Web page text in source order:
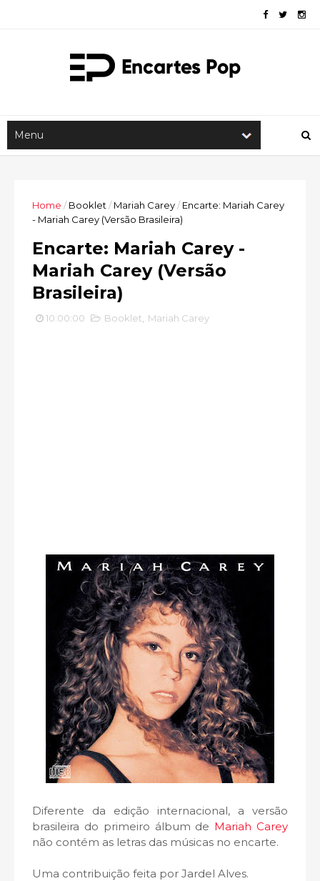
Home / Booklet / Mariah Carey/ Encarte: Mariah Carey
- Mariah Carey (Versão Brasileira)
Encarte: Mariah Carey -
Mariah Carey (Versão
Brasileira)
10:00:00 Booklet Mariah Carey
Diferente da edição internacional, a versão
brasileira do primeiro álbum de Mariah Carey
não contém as letras das músicas no encarte.
Uma contribuição feita por Jardel Alves.